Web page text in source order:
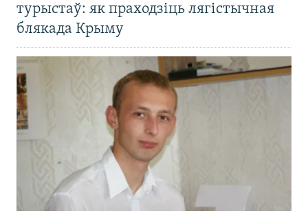
турыстаў: як праходзіць лягістычная
блякада Крыму